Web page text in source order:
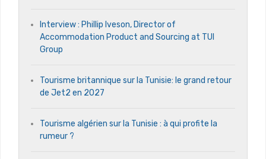
Interview : Phillip Iveson, Director of
Accommodation Product and Sourcing at TUI
Group
Tourisme britannique sur la Tunisie: le grand retour
de Jet2 en 2027
Tourisme algérien sur la Tunisie : à qui profite la
rumeur ?